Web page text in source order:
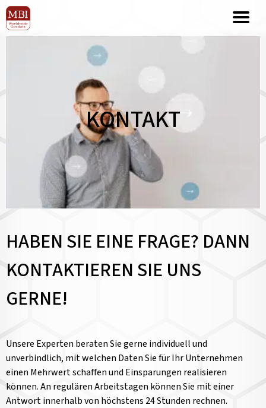
KONTAKT
HABEN SIE EINE FRAGE? DANN
KONTAKTIEREN SIE UNS
GERNE!
Unsere Experten beraten Sie gerne individuell und
unverbindlich, mit welchen Daten Sie für Ihr Unternehmen
einen Mehrwert schaffen und Einsparungen realisieren
können. An regulären Arbeitstagen können Sie mit einer
Antwort innerhalb von höchstens 24 Stunden rechnen.